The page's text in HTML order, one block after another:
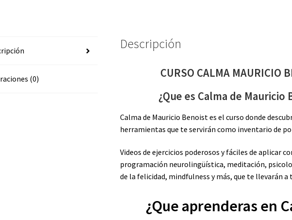
(0)
Descripción
CURSO CALMA MAURICIO
¿Que es Calma de Mauricio
Calma de Mauricio Benoist es el curso donde
herramientas que te servirán como inventario de
Videos de ejercicios poderosos y fáciles de aplicar
programación neurolingüística, meditación,
de la felicidad, mindfulness y más, que te llevarán
¿Que aprenderas en